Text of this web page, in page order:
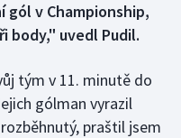
gól v Championship,
body," uvedl Pudil.
tým v 11. minutě do
gólman vyrazil
praštil jsem